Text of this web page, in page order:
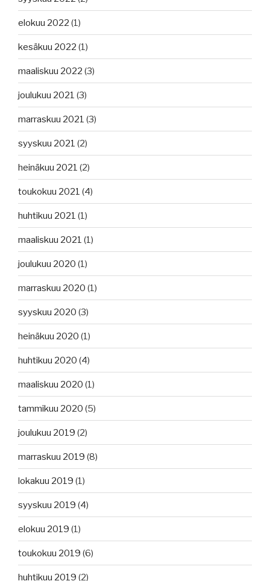
elokuu 2022 (1)
kesäkuu 2022 (1)
maaliskuu 2022 (3)
joulukuu 2021 (3)
marraskuu 2021 (3)
syyskuu 2021 (2)
heinäkuu 2021 (2)
toukokuu 2021 (4)
huhtikuu 2021 (1)
maaliskuu 2021 (1)
joulukuu 2020 (1)
marraskuu 2020 (1)
syyskuu 2020 (3)
heinäkuu 2020 (1)
huhtikuu 2020 (4)
maaliskuu 2020 (1)
tammikuu 2020 (5)
joulukuu 2019 (2)
marraskuu 2019 (8)
lokakuu 2019 (1)
syyskuu 2019 (4)
elokuu 2019 (1)
toukokuu 2019 (6)
huhtikuu 2019 (2)